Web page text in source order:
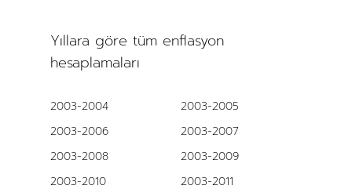
Yıllara göre tüm enflasyon
hesaplamaları
2003-2004
2003-2005
2003-2006
2003-2007
2003-2008
2003-2009
2003-2010
2003-2011